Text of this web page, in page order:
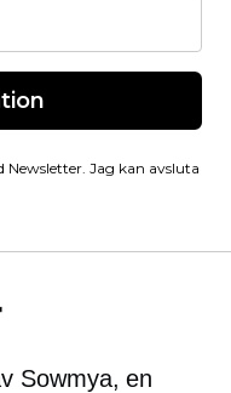
Jag kan avsluta
Sowmya, en